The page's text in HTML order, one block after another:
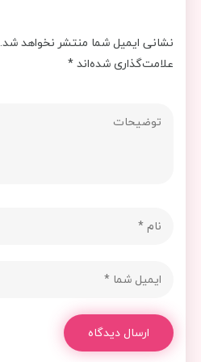
نشانی ایمیل شما منتشر نخواهد شد.
علامت‌گذاری شده‌اند*
ارسال دیدگاه